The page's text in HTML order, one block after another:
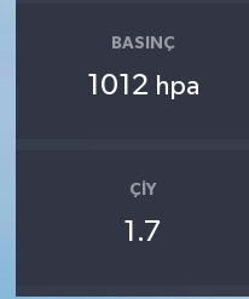
BASINÇ
1012 hpa
ÇIY
1.7